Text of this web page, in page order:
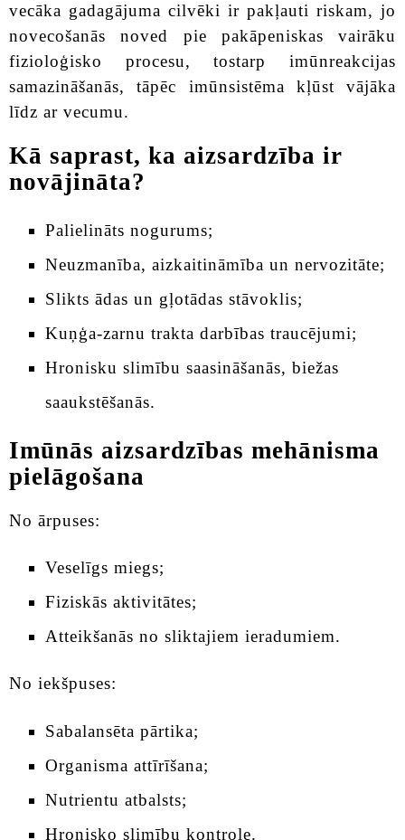
vecāka gadagājuma cilvēki ir pakļauti riskam, jo
novecošanās noved pie pakāpeniskas vairāku
fizioloģisko procesu, tostarp imūnreakcijas
samazināšanās, tāpēc imūnsistēma kļūst vājāka
līdz ar vecumu.
Kā saprast, ka aizsardzība ir
novājināta?
Palielināts nogurums;
Neuzmanība, aizkaitināmība un nervozitāte;
Slikts ādas un gļotādas stāvoklis;
Kuņģa-zarnu trakta darbības traucējumi;
Hronisku slimību saasināšanās, biežas
saaukstēšanās.
Imūnās aizsardzības mehānisma
pielāgošana
No ārpuses:
Veselīgs miegs;
Fiziskās aktivitātes;
Atteikšanās no sliktajiem ieradumiem.
No iekšpuses:
Sabalansēta pārtika;
Organisma attīrīšana;
Nutrientu atbalsts;
Hronisko slimību kontrole.